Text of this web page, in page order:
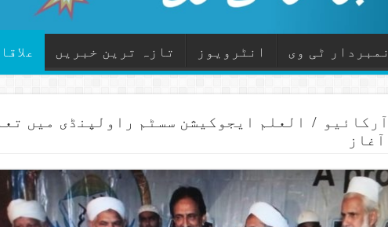
نمبردار ٹی وی انٹرویوز تازہ ترین خبریں
آرکائیو / العلم ایجوکیشن سسٹم راولپنڈی میں